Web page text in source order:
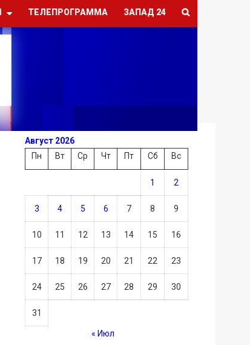
ТЕЛЕПРОГРАММА ЗАПАД 24
Август 2026
Пн
Вт Ср Чт Пт Сб Вс
1 2
3 4 5 6 7 8 9
10 11 12 13 14 15 16
17 18 19 20 21 22 23
24 25 26 27 28 29 30
31
« Июл